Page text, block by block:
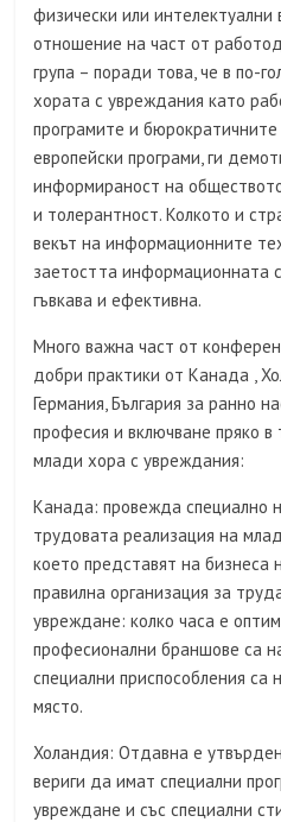
физически или
отношение на част от
група – поради това, че в по-
хората с увреждания като
програмите и бюрократичните
европейски програми, ги
информираност на
и толерантност. Колкото и
векът на информационните
заетостта информационната
гъвкава и ефективна.
Много важна част от
добри практики от Канада ,
Германия, България за ранно
професия и включване пряко
млади хора с увреждания:
Канада: провежда специално
трудовата реализация на
което представят на
правилна организация за
увреждане: колко часа е
професионални браншове са
специални приспособления
място.
Холандия: Отдавна е
вериги да имат специални
увреждане и със специални